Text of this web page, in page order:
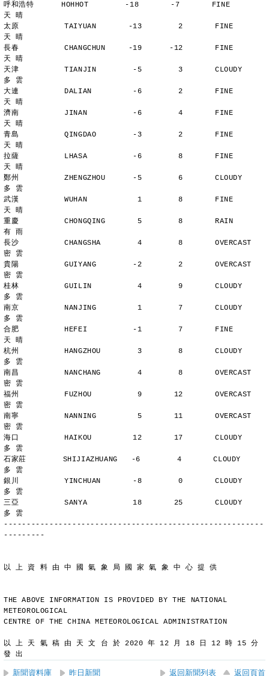
呼和浩特      HOHHOT        -18       -7       FINE
天 晴
太原          TAIYUAN       -13        2       FINE
天 晴
長春          CHANGCHUN     -19      -12       FINE
天 晴
天津          TIANJIN        -5        3       CLOUDY
多 雲
大連          DALIAN         -6        2       FINE
天 晴
濟南          JINAN          -6        4       FINE
天 晴
青島          QINGDAO        -3        2       FINE
天 晴
拉薩          LHASA          -6        8       FINE
天 晴
鄭州          ZHENGZHOU      -5        6       CLOUDY
多 雲
武漢          WUHAN           1        8       FINE
天 晴
重慶          CHONGQING       5        8       RAIN
有 雨
長沙          CHANGSHA        4        8       OVERCAST
密 雲
貴陽          GUIYANG        -2        2       OVERCAST
密 雲
桂林          GUILIN          4        9       CLOUDY
多 雲
南京          NANJING         1        7       CLOUDY
多 雲
合肥          HEFEI          -1        7       FINE
天 晴
杭州          HANGZHOU        3        8       CLOUDY
多 雲
南昌          NANCHANG        4        8       OVERCAST
密 雲
福州          FUZHOU          9       12       OVERCAST
密 雲
南寧          NANNING         5       11       OVERCAST
密 雲
海口          HAIKOU         12       17       CLOUDY
多 雲
石家莊        SHIJIAZHUANG   -6        4       CLOUDY
多 雲
銀川          YINCHUAN       -8        0       CLOUDY
多 雲
三亞          SANYA          18       25       CLOUDY
多 雲
---------------------------------------------------------
---------
以 上 資 料 由 中 國 氣 象 局 國 家 氣 象 中 心 提 供
THE ABOVE INFORMATION IS PROVIDED BY THE NATIONAL
METEOROLOGICAL
CENTRE OF THE CHINA METEOROLOGICAL ADMINISTRATION
以 上 天 氣 稿 由 天 文 台 於 2020 年 12 月 18 日 12 時 15 分
發 出
新聞資料庫 昨日新聞 返回新聞列表 返回頁首